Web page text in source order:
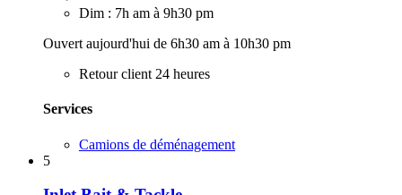
Dim : 7h am à 9h30 pm
Ouvert aujourd'hui de 6h30 am à 10h30 pm
Retour client 24 heures
Services
Camions de déménagement
5